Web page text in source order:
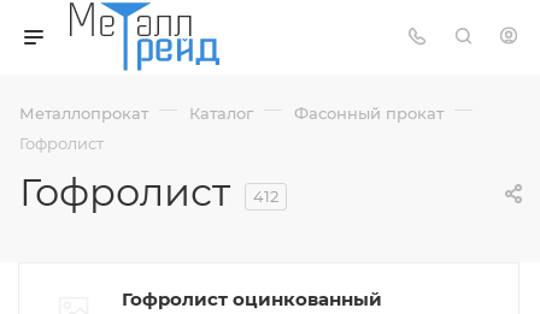
Металлопрокат — Каталог — Фасонный прокат —
Гофролист
Гофролист 412
Гофролист оцинкованный